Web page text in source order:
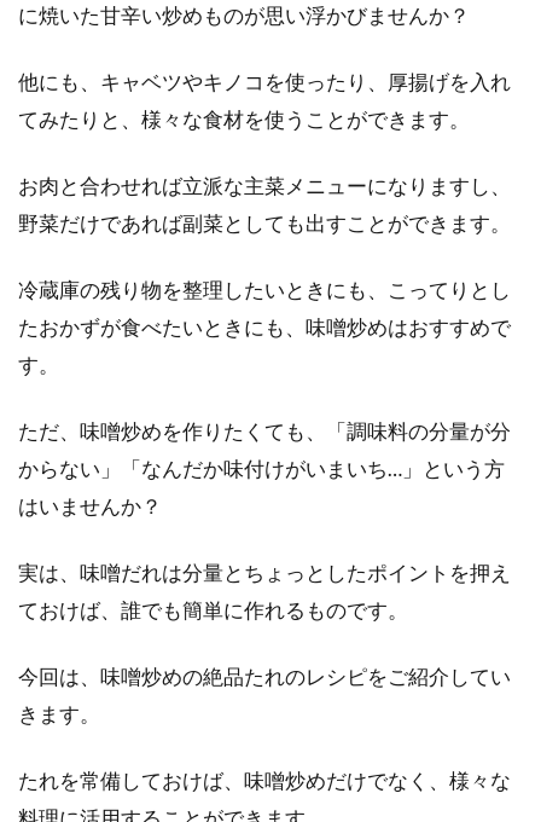
お菓子作りに欠かせない小麦粉・砂
糖・卵！栄養と役割とは？
小麦粉・砂糖・卵はお菓子作りをするときには
無くてはならない材料ですよね！それぞれの材
料の栄養...
カロリーが気になるなら牛乳とヨー
カロリー制限中やダイエット中でも必要な栄養
素はバランスよく摂取したいものです。特に、
食がすすむ！味噌と卵の簡単料理！
べてくれ...
に焼いた甘辛い炒めものが思い浮かびませんか？
他にも、キャベツやキノコを使ったり、厚揚げを入れ
てみたりと、様々な食材を使うことができます。
お肉と合わせれば立派な主菜メニューになりますし、
野菜だけであれば副菜としても出すことができます。
冷蔵庫の残り物を整理したいときにも、こってりとし
たおかずが食べたいときにも、味噌炒めはおすすめで
す。
ただ、味噌炒めを作りたくても、「調味料の分量が分
からない」「なんだか味付けがいまいち…」という方
はいませんか？
実は、味噌だれは分量とちょっとしたポイントを押え
ておけば、誰でも簡単に作れるものです。
今回は、味噌炒めの絶品たれのレシピをご紹介してい
きます。
たれを常備しておけば、味噌炒めだけでなく、様々な